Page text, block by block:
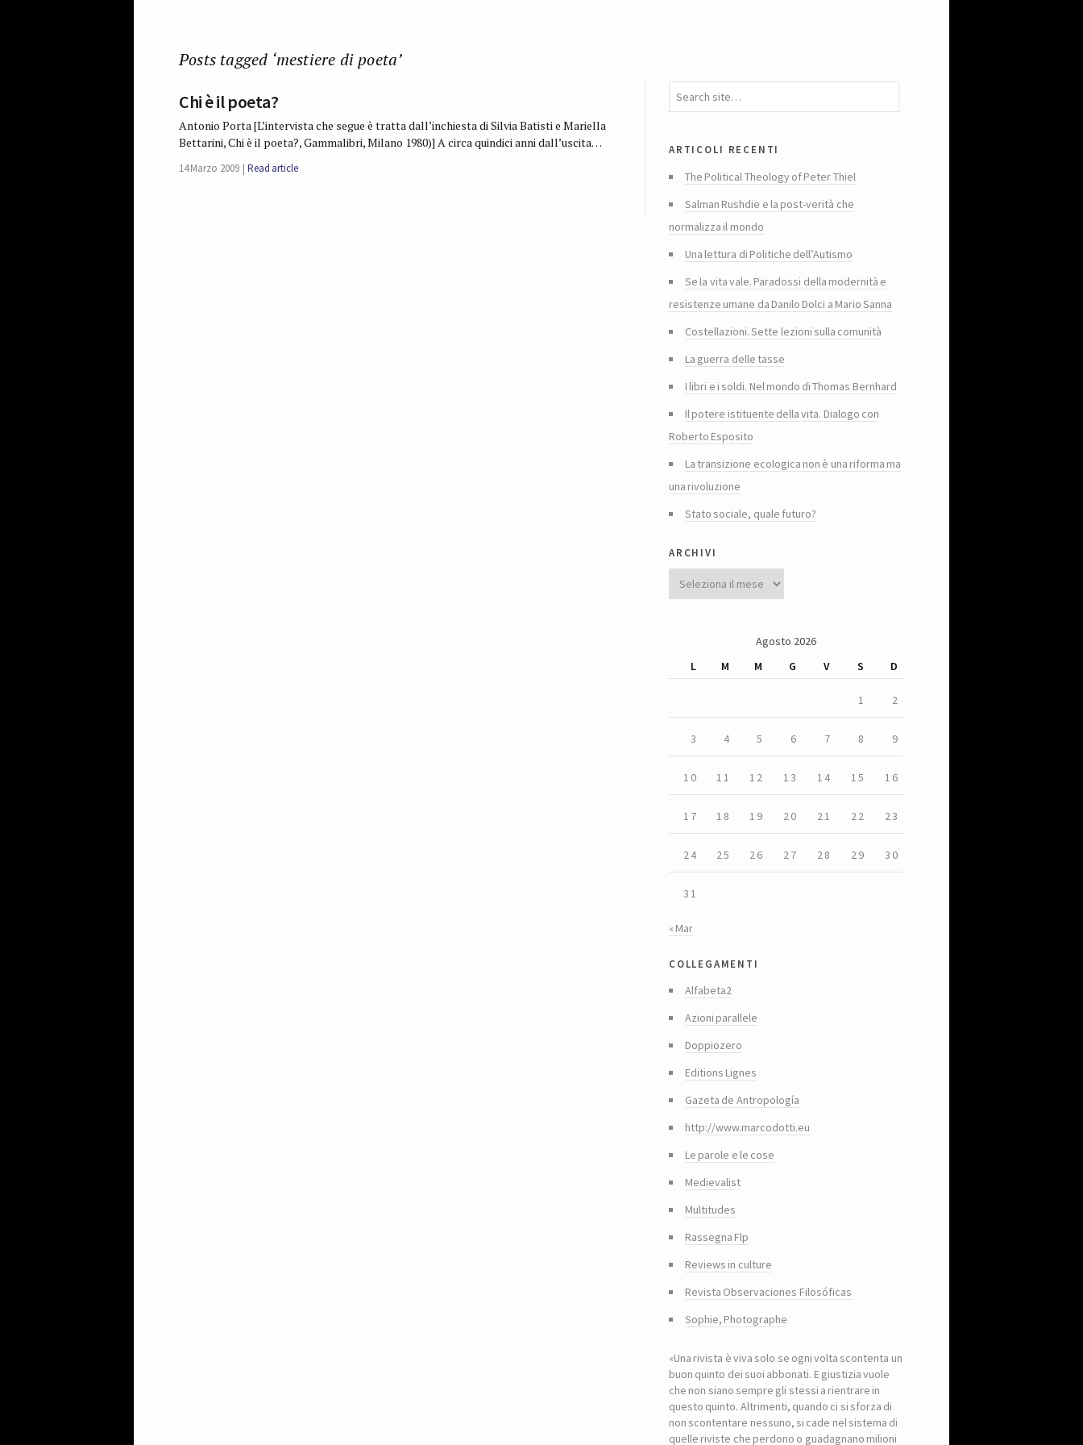
Posts tagged ‘mestiere di poeta’
Chi è il poeta?
Antonio Porta [L’intervista che segue è tratta dall’inchiesta di Silvia Batisti e Mariella
Bettarini, Chi è il poeta?, Gammalibri, Milano 1980)] A circa quindici anni dall’uscita…
14 Marzo 2009 Read article
articoli recenti
The Political Theology of Peter Thiel
Salman Rushdie e la post-verità che
normalizza il mondo
Una lettura di Politiche dell’Autismo
Se la vita vale. Paradossi della modernità e
resistenze umane da Danilo Dolci a Mario Sanna
Costellazioni. Sette lezioni sulla comunità
La guerra delle tasse
I libri e i soldi. Nel mondo di Thomas Bernhard
Il potere istituente della vita. Dialogo con
Roberto Esposito
La transizione ecologica non è una riforma ma
una rivoluzione
Stato sociale, quale futuro?
archivi
Agosto 2026
L
M M G V S D
1 2
3 4 5 6 7 8 9
10 11 12 13 14 15 16
17 18 19 20 21 22 23
24 25 26 27 28 29 30
31
« Mar
collegamenti
Alfabeta2
Azioni parallele
Doppiozero
Editions Lignes
Gazeta de Antropología
http://www.marcodotti.eu
Le parole e le cose
Medievalist
Multitudes
Rassegna Flp
Reviews in culture
Revista Observaciones Filosóficas
Sophie, Photographe
«Una rivista è viva solo se ogni volta scontenta un
buon quinto dei suoi abbonati. E giustizia vuole
che non siano sempre gli stessi a rientrare in
questo quinto. Altrimenti, quando ci si sforza di
non scontentare nessuno, si cade nel sistema di
quelle riviste che perdono o guadagnano milioni